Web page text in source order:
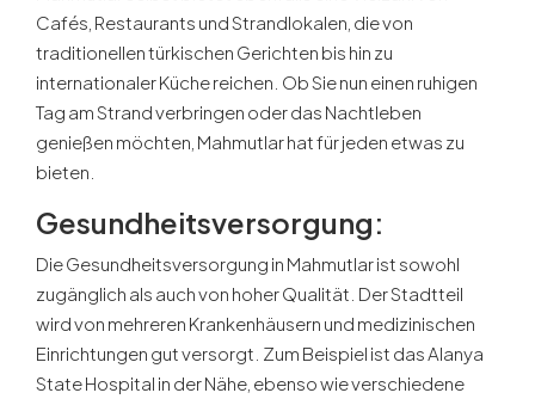
Cafés, Restaurants und Strandlokalen, die von
traditionellen türkischen Gerichten bis hin zu
internationaler Küche reichen. Ob Sie nun einen ruhigen
Tag am Strand verbringen oder das Nachtleben
genießen möchten, Mahmutlar hat für jeden etwas zu
bieten.
Gesundheitsversorgung:
Die Gesundheitsversorgung in Mahmutlar ist sowohl
zugänglich als auch von hoher Qualität. Der Stadtteil
wird von mehreren Krankenhäusern und medizinischen
Einrichtungen gut versorgt. Zum Beispiel ist das Alanya
State Hospital in der Nähe, ebenso wie verschiedene